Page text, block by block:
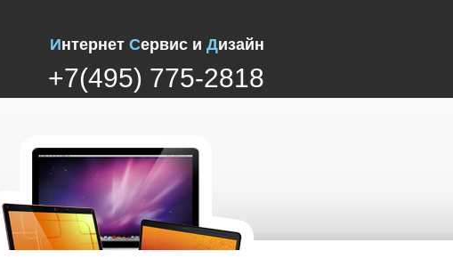
Интернет Сервис и Дизайн
+7(495) 775-2818